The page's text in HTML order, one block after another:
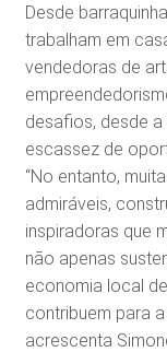
Desde
trabalham em
vendedoras de
desafios, desde
escassez de
“No entanto,
admiráveis,
inspiradoras que
não apenas
economia local
contribuem para
acrescenta